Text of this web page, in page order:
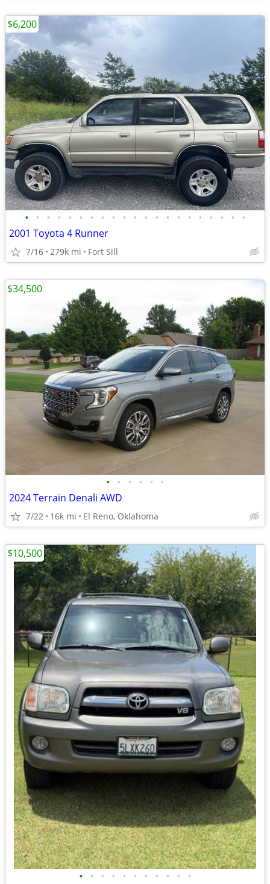
• • • • • • • • • • • • • • • • • • • • •
2001 Toyota 4 Runner
7/16 279k mi Fort Sill
$6,200
• • • • • •
2024 Terrain Denali AWD
7/22 16k mi El Reno, Oklahoma
$34,500
• • • • • • • • • • •
$10,500